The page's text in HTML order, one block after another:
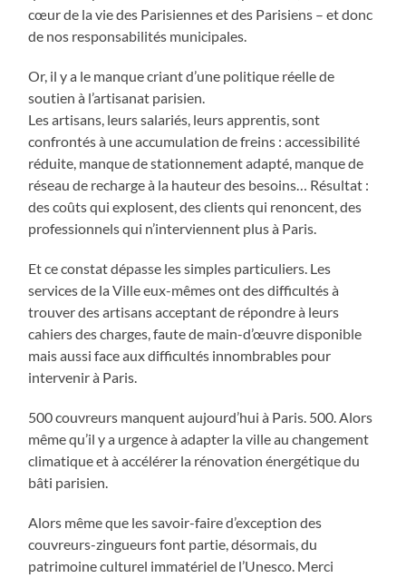
cœur de la vie des Parisiennes et des Parisiens – et donc
de nos responsabilités municipales.
Or, il y a le manque criant d’une politique réelle de
soutien à l’artisanat parisien.
Les artisans, leurs salariés, leurs apprentis, sont
confrontés à une accumulation de freins : accessibilité
réduite, manque de stationnement adapté, manque de
réseau de recharge à la hauteur des besoins… Résultat :
des coûts qui explosent, des clients qui renoncent, des
professionnels qui n’interviennent plus à Paris.
Et ce constat dépasse les simples particuliers. Les
services de la Ville eux-mêmes ont des difficultés à
trouver des artisans acceptant de répondre à leurs
cahiers des charges, faute de main-d’œuvre disponible
mais aussi face aux difficultés innombrables pour
intervenir à Paris.
500 couvreurs manquent aujourd’hui à Paris. 500. Alors
même qu’il y a urgence à adapter la ville au changement
climatique et à accélérer la rénovation énergétique du
bâti parisien.
Alors même que les savoir-faire d’exception des
couvreurs-zingueurs font partie, désormais, du
patrimoine culturel immatériel de l’Unesco. Merci